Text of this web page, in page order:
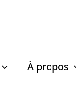
À propos